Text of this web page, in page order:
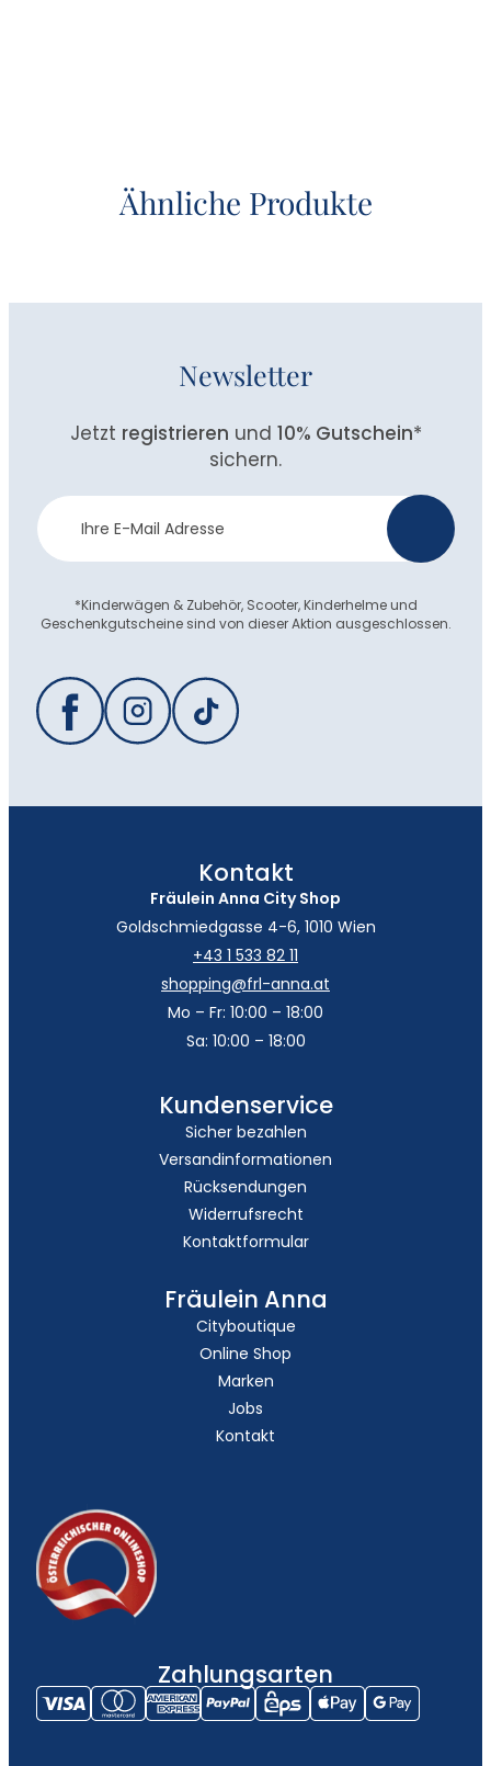
Ähnliche Produkte
Newsletter
Jetzt registrieren und 10% Gutschein*
sichern.
Newsletter
Anmeldung
*Kinderwägen & Zubehör, Scooter, Kinderhelme und
Geschenkgutscheine sind von dieser Aktion ausgeschlossen.
Kontakt
Fräulein Anna City Shop
Goldschmiedgasse 4-6, 1010 Wien
+43 1 533 82 11
shopping@frl-anna.at
Mo – Fr: 10:00 – 18:00
Sa: 10:00 – 18:00
Kundenservice
Sicher bezahlen
Versandinformationen
Rücksendungen
Widerrufsrecht
Kontaktformular
Fräulein Anna
Cityboutique
Online Shop
Marken
Jobs
Kontakt
Zahlungsarten